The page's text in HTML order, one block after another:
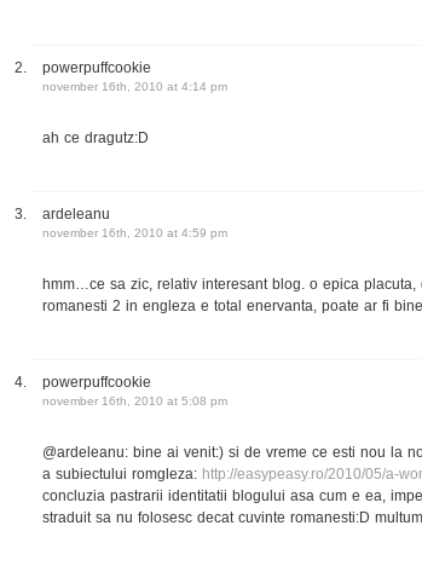
powerpuffcookie
november 16th, 2010 at 4:14 pm
ah ce dragutz:D
ardeleanu
november 16th, 2010 at 4:59 pm
hmm…ce sa zic, relativ interesant blog. o epica
romanesti 2 in engleza e total enervanta, poate ar fi
powerpuffcookie
november 16th, 2010 at 5:08 pm
@ardeleanu: bine ai venit:) si de vreme ce esti nou la
a subiectului romgleza: http://easypeasy.ro/2010/05/a-
concluzia pastrarii identitatii blogului asa cum e ea,
straduit sa nu folosesc decat cuvinte romanesti:D